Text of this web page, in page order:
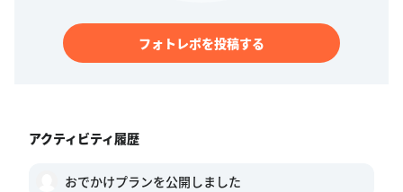
フォトレポを投稿する
アクティビティ履歴
おでかけプランを公開しました